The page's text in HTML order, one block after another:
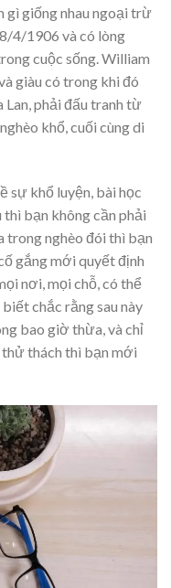
gì giống nhau ngoại trừ
4/1906 và có lòng
cuộc sống. William
giàu có trong khi đó
phải đấu tranh từ
khổ, cuối cùng di
sự khổ luyện, bài học
bạn không cần phải
trong nghèo đói thì bạn
gắng mới quyết định
nơi, mọi chỗ, có thể
chắc rằng sau này
bao giờ thừa, và chỉ
thử thách thì bạn mới